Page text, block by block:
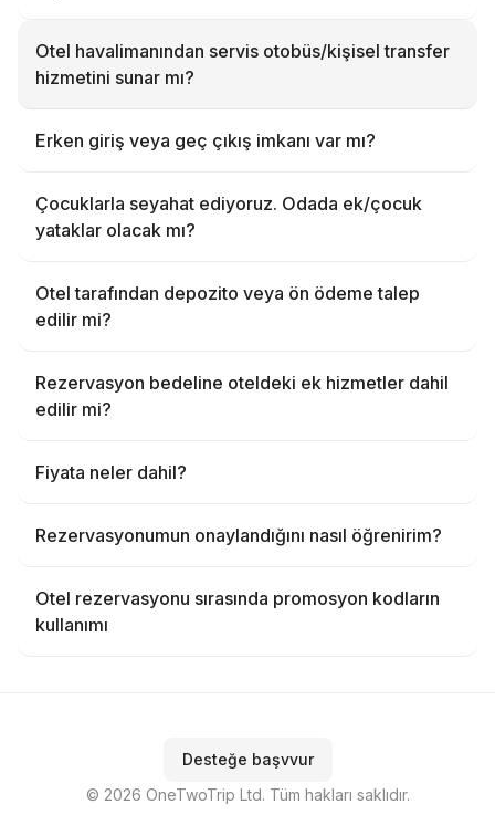
Otel havalimanından servis otobüs/kişisel transfer
hizmetini sunar mı?
Erken giriş veya geç çıkış imkanı var mı?
Çocuklarla seyahat ediyoruz. Odada ek/çocuk
yataklar olacak mı?
Otel tarafından depozito veya ön ödeme talep
edilir mi?
Rezervasyon bedeline oteldeki ek hizmetler dahil
edilir mi?
Fiyata neler dahil?
Rezervasyonumun onaylandığını nasıl öğrenirim?
Otel rezervasyonu sırasında promosyon kodların
kullanımı
Desteğe başvvur
© 2026 OneTwoTrip Ltd. Tüm hakları saklıdır.